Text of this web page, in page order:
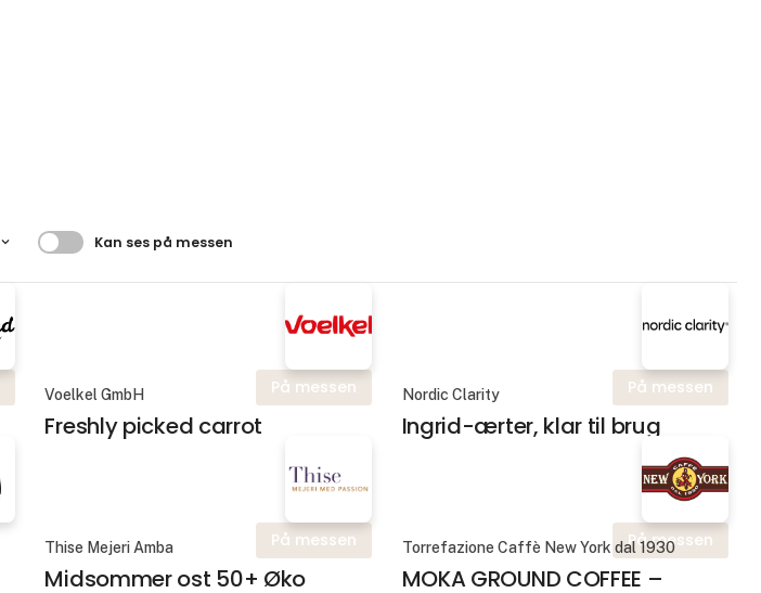
Filtrer resultater
Kan ses på messen
På messen
Voelkel GmbH
Freshly picked carrot
På messen
Nordic Clarity
Ingrid-ærter, klar til brug
På messen
Thise Mejeri Amba
Midsommer ost 50+ Øko
På messen
Torrefazione Caffè New York dal 1930
MOKA GROUND COFFEE –